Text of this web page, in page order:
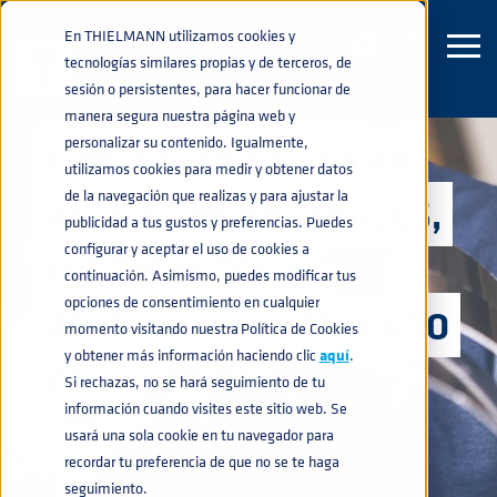
En THIELMANN utilizamos cookies y
tecnologías similares propias y de terceros, de
sesión o persistentes, para hacer funcionar de
manera segura nuestra página web y
personalizar su contenido. Igualmente,
utilizamos cookies para medir y obtener datos
de la navegación que realizas y para ajustar la
publicidad a tus gustos y preferencias. Puedes
configurar y aceptar el uso de cookies a
continuación. Asimismo, puedes modificar tus
opciones de consentimiento en cualquier
momento visitando nuestra Política de Cookies
y obtener más información haciendo clic aquí.
Si rechazas, no se hará seguimiento de tu
información cuando visites este sitio web. Se
usará una sola cookie en tu navegador para
recordar tu preferencia de que no se te haga
seguimiento.
CONTENEDORES PARA
ACEITES INDUSTRIALES,
LUBRICANTES Y
ADITIVOS CON MARCADO
CE